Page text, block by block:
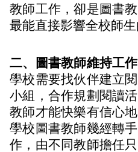
教師工作，卻是圖書
最能直接影響全校師
二、圖書教師維持工
學校需要找伙伴建立
小組，合作規劃閱讀
教師才能快樂有信心
學校圖書教師幾經轉
作，由不同教師擔任